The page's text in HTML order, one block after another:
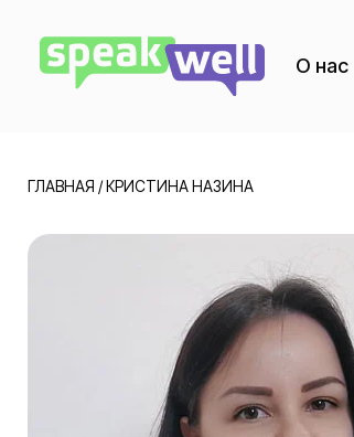
О нас
ГЛАВНАЯ /КРИСТИНА НАЗИНА